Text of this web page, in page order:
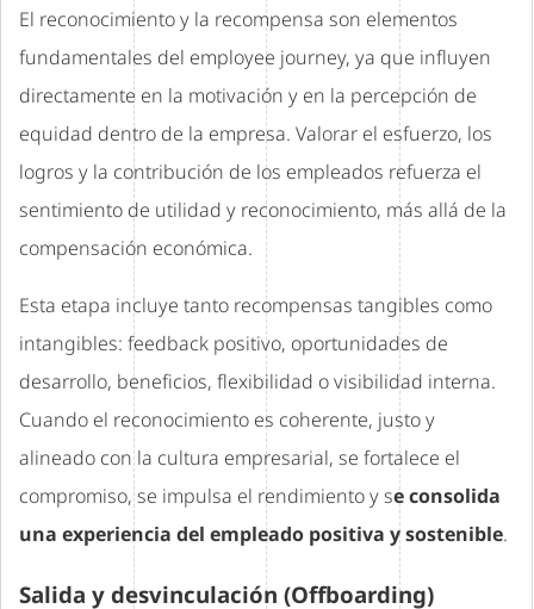
El reconocimiento y la recompensa son elementos
fundamentales del employee journey, ya que influyen
directamente en la motivación y en la percepción de
equidad dentro de la empresa. Valorar el esfuerzo, los
logros y la contribución de los empleados refuerza el
sentimiento de utilidad y reconocimiento, más allá de la
compensación económica.
Esta etapa incluye tanto recompensas tangibles como
intangibles: feedback positivo, oportunidades de
desarrollo, beneficios, flexibilidad o visibilidad interna.
Cuando el reconocimiento es coherente, justo y
alineado con la cultura empresarial, se fortalece el
compromiso, se impulsa el rendimiento y se consolida
una experiencia del empleado positiva y sostenible.
Salida y desvinculación (Offboarding)